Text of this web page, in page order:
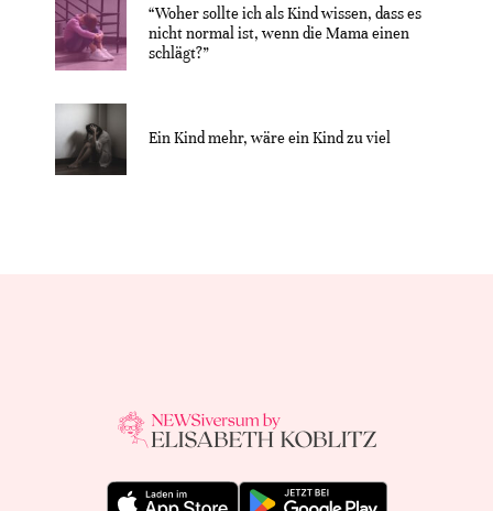
“Woher sollte ich als Kind wissen, dass es
nicht normal ist, wenn die Mama einen
schlägt?”
Ein Kind mehr, wäre ein Kind zu viel